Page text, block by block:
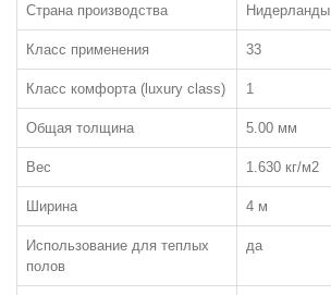
ПО ТИПУ:
LVT Клеевая кварцвиниловая плитка
SPC Кварцвинил замковый
Токопроводящая плитка
Страна производства Нидерланды
Класс применения 33
Класс комфорта (luxury class) 1
Общая толщина 5.00 мм
Вес 1.630 кг/м2
Ширина 4 м
Использование для теплых
полов
да